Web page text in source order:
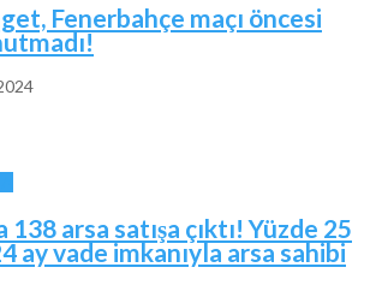
Fenerbahçe maçı öncesi
138 arsa satışa çıktı! Yüzde 25
ay vade imkanıyla arsa sahibi